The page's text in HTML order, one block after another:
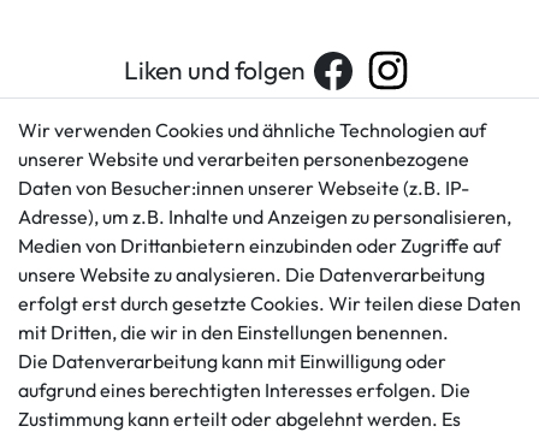
Liken und folgen
Kundenservice
+49 421 596586
Mo. - Fr. 9 - 16 Uhr
info@gameworld.de
Kontaktformular
Rechtliches
AGB
Impressum
Datenschutzerklärung
Barrierefreiheitserklärung
Widerrufs­recht
Vertrag widerrufen
Informationen Zahlungsmöglichkeiten
Wir verwenden Cookies und ähnliche Technologien auf
unserer Website und verarbeiten personenbezogene
Daten von Besucher:innen unserer Webseite (z.B. IP-
Adresse), um z.B. Inhalte und Anzeigen zu personalisieren,
Medien von Drittanbietern einzubinden oder Zugriffe auf
unsere Website zu analysieren. Die Datenverarbeitung
erfolgt erst durch gesetzte Cookies. Wir teilen diese Daten
mit Dritten, die wir in den Einstellungen benennen.
Die Datenverarbeitung kann mit Einwilligung oder
aufgrund eines berechtigten Interesses erfolgen. Die
Zustimmung kann erteilt oder abgelehnt werden. Es